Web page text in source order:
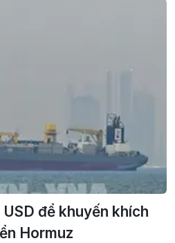
để khuyến khích
Hormuz